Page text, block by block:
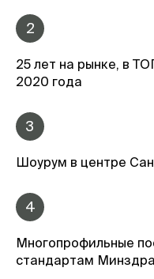
2
25 лет на рынке, в
2020 года
3
Шоурум в центре
4
Многопрофильные
стандартам